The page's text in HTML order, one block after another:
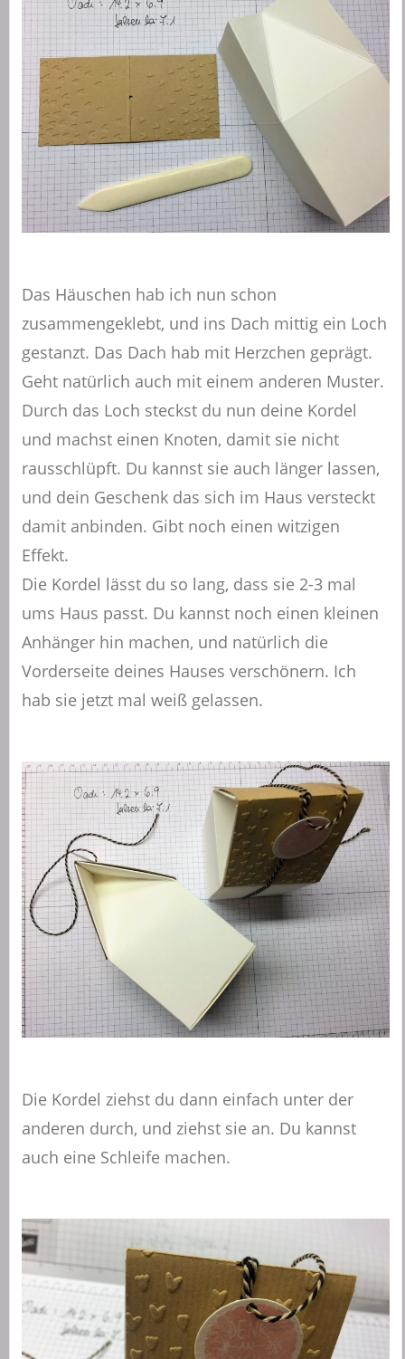
Das Häuschen hab ich nun schon
zusammengeklebt, und ins Dach mittig ein Loch
gestanzt. Das Dach hab mit Herzchen geprägt.
Geht natürlich auch mit einem anderen Muster.
Durch das Loch steckst du nun deine Kordel
und machst einen Knoten, damit sie nicht
rausschlüpft. Du kannst sie auch länger lassen,
und dein Geschenk das sich im Haus versteckt
damit anbinden. Gibt noch einen witzigen
Effekt.
Die Kordel lässt du so lang, dass sie 2-3 mal
ums Haus passt. Du kannst noch einen kleinen
Anhänger hin machen, und natürlich die
Vorderseite deines Hauses verschönern. Ich
hab sie jetzt mal weiß gelassen.
Die Kordel ziehst du dann einfach unter der
anderen durch, und ziehst sie an. Du kannst
auch eine Schleife machen.